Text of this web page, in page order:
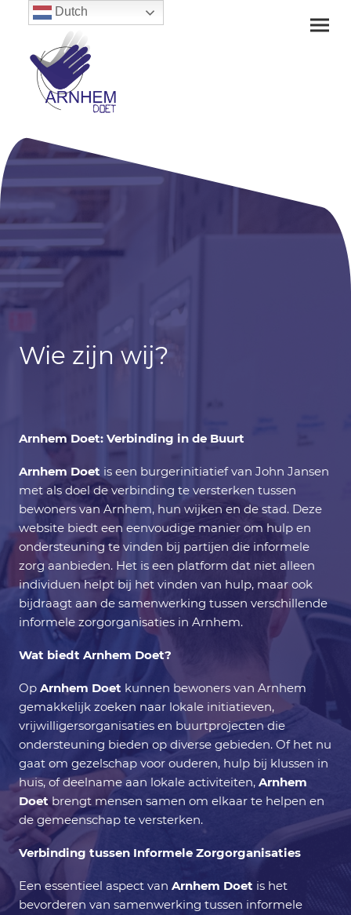
Wie zijn wij?
Arnhem Doet: Verbinding in de Buurt
Arnhem Doet is een burgerinitiatief van John Jansen
met als doel de verbinding te versterken tussen
bewoners van Arnhem, hun wijken en de stad. Deze
website biedt een eenvoudige manier om hulp en
ondersteuning te vinden bij partijen die informele
zorg aanbieden. Het is een platform dat niet alleen
individuen helpt bij het vinden van hulp, maar ook
bijdraagt aan de samenwerking tussen verschillende
informele zorgorganisaties in Arnhem.
Wat biedt Arnhem Doet?
Op Arnhem Doet kunnen bewoners van Arnhem
gemakkelijk zoeken naar lokale initiatieven,
vrijwilligersorganisaties en buurtprojecten die
ondersteuning bieden op diverse gebieden. Of het nu
gaat om gezelschap voor ouderen, hulp bij klussen in
huis, of deelname aan lokale activiteiten, Arnhem
Doetbrengt mensen samen om elkaar te helpen en
de gemeenschap te versterken.
Verbinding tussen Informele Zorgorganisaties
Een essentieel aspect van Arnhem Doet is het
bevorderen van samenwerking tussen informele
Dutch